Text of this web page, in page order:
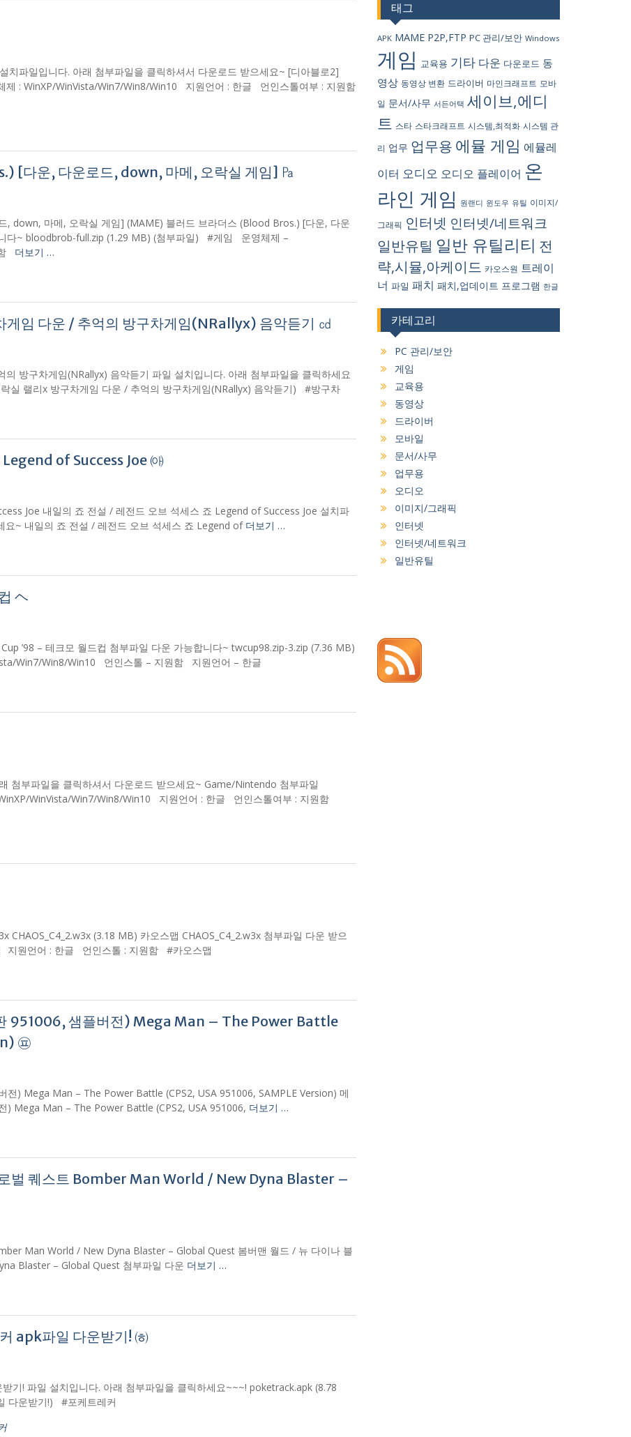
치파일입니다. 아래 첨부파일을 클릭하셔서 다운로드 받으세요~ [디아블로2]
: WinXP/WinVista/Win7/Win8/Win10 지원언어 : 한글 언인스톨여부 : 지원함
[다운, 다운로드, down, 마메, 오락실 게임] ㎩
, down, 마메, 오락실 게임] (MAME) 블러드 브라더스 (Blood Bros.) [다운, 다운
다~ bloodbrob-full.zip (1.29 MB) (첨부파일) #게임 운영체제 –
더보기 …
게임 다운 / 추억의 방구차게임(NRallyx) 음악듣기 ㏅
방구차게임(NRallyx) 음악듣기 파일 설치입니다. 아래 첨부파일을 클릭하세요
실 랠리x 방구차게임 다운 / 추억의 방구차게임(NRallyx) 음악듣기) #방구차
of Success Joe ㈕
Joe 내일의 죠 전설 / 레전드 오브 석세스 죠 Legend of Success Joe 설치파
요~ 내일의 죠 전설 / 레전드 오브 석세스 죠 Legend of 더보기 …
ヘ
’98 – 테크모 월드컵 첨부파일 다운 가능합니다~ twcup98.zip-3.zip (7.36 MB)
Win7/Win8/Win10 언인스톨 – 지원함 지원언어 – 한글
첨부파일을 클릭하셔서 다운로드 받으세요~ Game/Nintendo 첨부파일
WinVista/Win7/Win8/Win10 지원언어 : 한글 언인스톨여부 : 지원함
CHAOS_C4_2.w3x (3.18 MB) 카오스맵 CHAOS_C4_2.w3x 첨부파일 다운 받으
원언어 : 한글 언인스톨 : 지원함 #카오스맵
951006, 샘플버전) Mega Man – The Power Battle
㉬
전) Mega Man – The Power Battle (CPS2, USA 951006, SAMPLE Version) 메
) Mega Man – The Power Battle (CPS2, USA 951006, 더보기 …
벌 퀘스트 Bomber Man World / New Dyna Blaster –
Man World / New Dyna Blaster – Global Quest 봄버맨 월드 / 뉴 다이나 블
Blaster – Global Quest 첨부파일 다운 더보기 …
apk파일 다운받기! ㈍
기! 파일 설치입니다. 아래 첨부파일을 클릭하세요~~~! poketrack.apk (8.78
다운받기!) #포케트레커
태그
APK MAME P2P,FTP PC 관리/보안 Windows
게임 교육용 기타 다운 다운로드 동
영상 동영상 변환 드라이버 마인크래프트 모바
일 문서/사무 서든어택 세이브,에디
트 스타 스타크래프트 시스템,최적화 시스템 관
리 업무 업무용 에뮬 게임 에뮬레
이터 오디오 오디오 플레이어 온
라인 게임 원랜디 윈도우 유틸 이미지/
그래픽 인터넷 인터넷/네트워크
일반유틸 일반 유틸리티 전
략,시뮬,아케이드 카오스원 트레이
너 파일 패치 패치,업데이트 프로그램 한글
카테고리
PC 관리/보안
게임
교육용
동영상
드라이버
모바일
문서/사무
업무용
오디오
이미지/그래픽
인터넷
인터넷/네트워크
일반유틸